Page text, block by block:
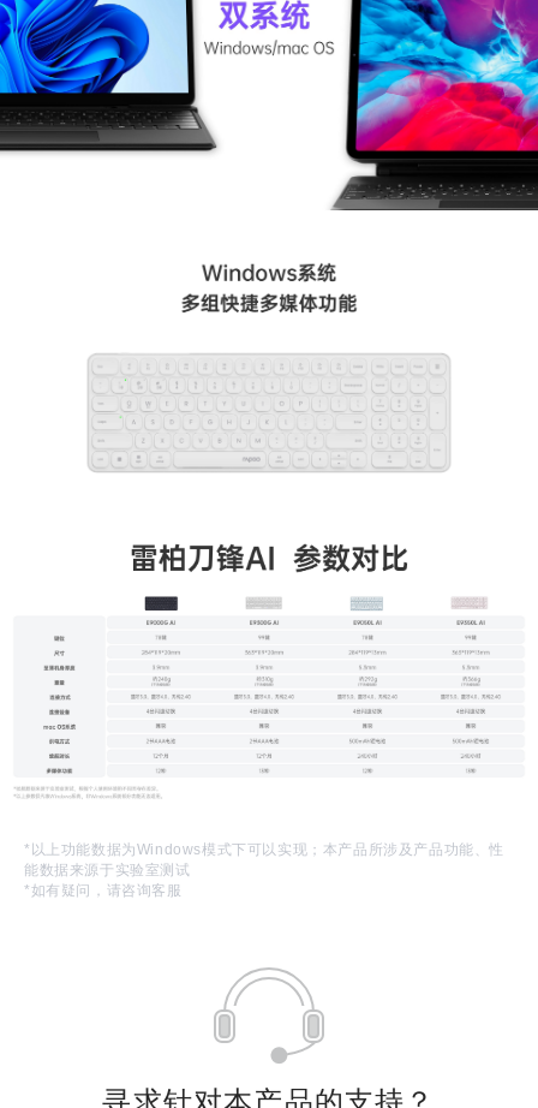
*以上功能数据为Windows模式下可以实现；本产品所涉及产品功能、性
能数据来源于实验室测试
*如有疑问，请咨询客服